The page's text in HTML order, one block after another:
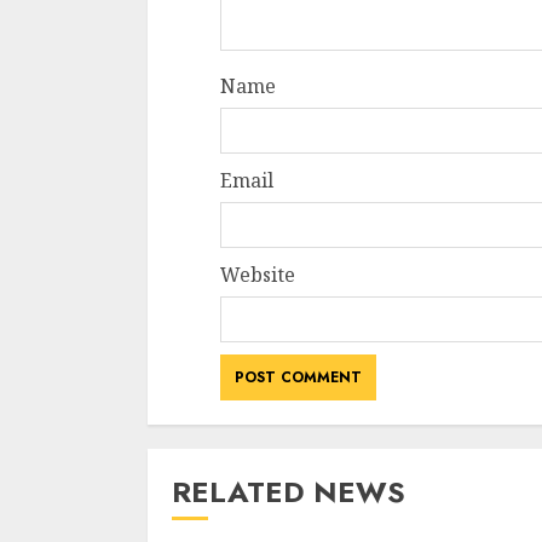
Name
Email
Website
RELATED NEWS